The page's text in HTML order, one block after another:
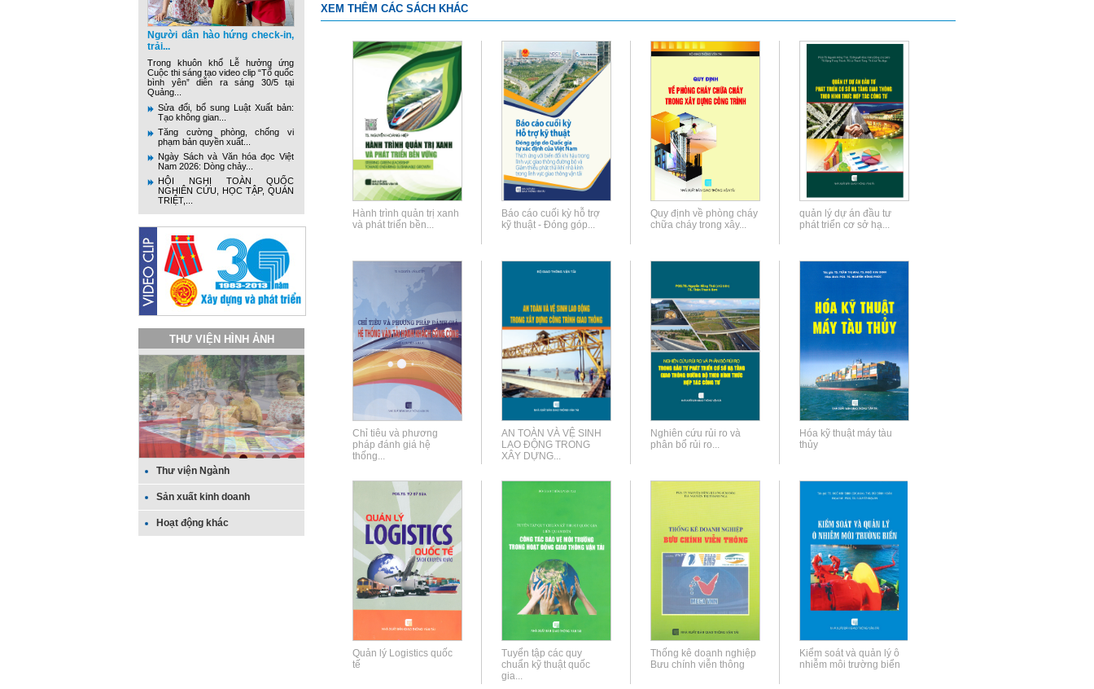
Người dân hào hứng check-in,
trải...
Trong khuôn khổ Lễ hưởng ứng
Cuộc thi sáng tạo video clip “Tổ quốc
bình yên” diễn ra sáng 30/5 tại
Quảng...
Sửa đổi, bổ sung Luật Xuất bản:
Tạo không gian...
Tăng cường phòng, chống vi
phạm bản quyền xuất...
Ngày Sách và Văn hóa đọc Việt
Nam 2026: Dòng chảy...
HỘI NGHỊ TOÀN QUỐC
NGHIÊN CỨU, HỌC TẬP, QUÁN
TRIỆT,...
THƯ VIỆN HÌNH ẢNH
Thư viện Ngành
Sản xuất kinh doanh
Hoạt động khác
XEM THÊM CÁC SÁCH KHÁC
Hành trình quản trị xanh
và phát triển bền...
Báo cáo cuối kỳ hỗ trợ
kỹ thuật - Đóng góp...
Quy định về phòng cháy
chữa cháy trong xây...
quản lý dự án đầu tư
phát triển cơ sở hạ...
Chỉ tiêu và phương
pháp đánh giá hệ
thống...
AN TOÀN VÀ VỆ SINH
LAO ĐỘNG TRONG
XÂY DỰNG...
Nghiên cứu rủi ro và
phân bổ rủi ro...
Hóa kỹ thuật máy tàu
thủy
Quản lý Logistics quốc
tế
Tuyển tập các quy
chuẩn kỹ thuật quốc
gia...
Thống kê doanh nghiệp
Bưu chính viễn thông
Kiểm soát và quản lý ô
nhiễm môi trường biển